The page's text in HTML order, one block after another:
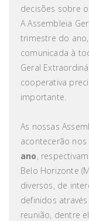
decisões sobre o
A Assembleia
trimestre do
comunicada à
Geral
cooperativa
importante.
As nossas
acontecerão nos
ano,
Belo Horizonte
diversos, de
definidos
reunião, dentre